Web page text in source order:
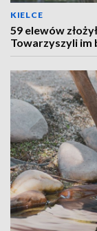
KIELCE
59 elewów
Towarzyszyli im